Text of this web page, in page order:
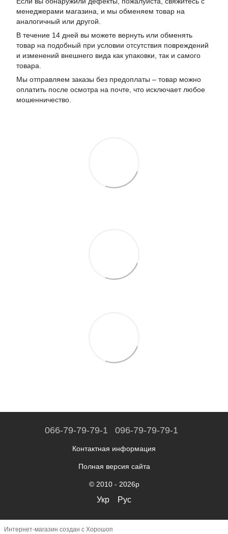
менеджерами магазина, и мы обменяем товар на
аналогичный или другой.
В течение 14 дней вы можете вернуть или обменять
товар на подобный при условии отсутствия повреждений
и изменений внешнего вида как упаковки, так и самого
товара.
Мы отправляем заказы без предоплаты – товар можно
оплатить после осмотра на почте, что исключает любое
мошенничество.
066-79-79-79-1 096-79-79-79-1
Контактная информация
Полная версия сайта
© 2010 - 2026р
Укр Рус
Интернет-магазин создан с Хорошоп